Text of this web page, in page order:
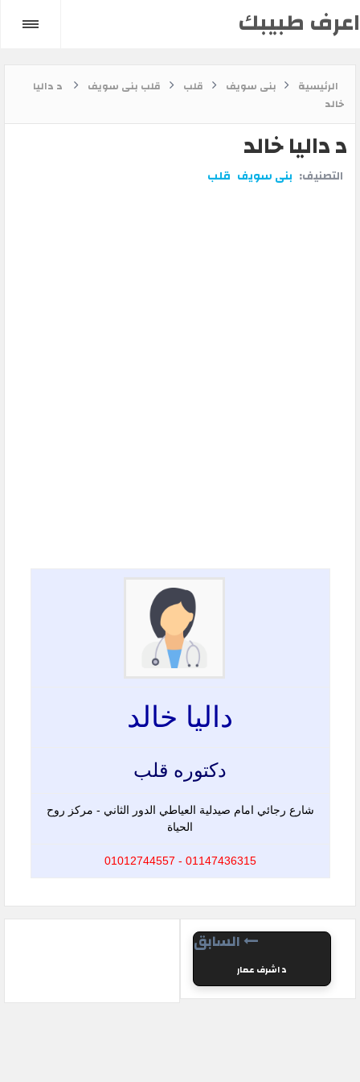
اعرف طبيبك
الرئيسية بنى سويف قلب قلب بنى سويف
د داليا
خالد
د داليا خالد
التصنيف: بنى سويف قلب
داليا خالد
دكتوره قلب
شارع رجائي امام صيدلية العياطي الدور الثاني - مركز روح
الحياة
01147436315 - 01012744557
السابق
د اشرف عمار